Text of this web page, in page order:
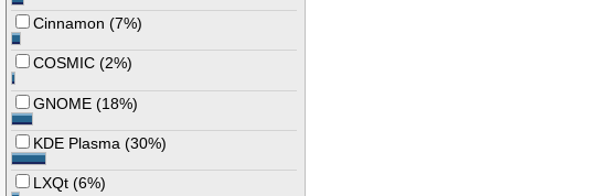
Cinnamon (7%)
COSMIC (2%)
GNOME (18%)
KDE Plasma (30%)
LXQt (6%)